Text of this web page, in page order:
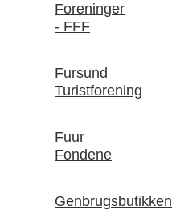
Foreninger
- FFF
Fursund
Turistforening
Fuur
Fondene
Genbrugsbutikken